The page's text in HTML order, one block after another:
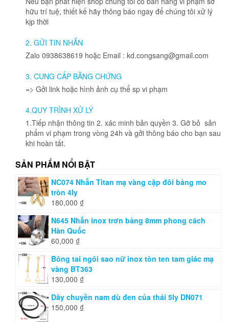
hữu trí tuệ, thiết kế hãy thông báo ngay để chúng tôi xử lý
kịp thời
2. GỬI TIN NHẮN
Zalo 0938638619 hoặc Email : kd.congsang@gmail.com
3. CUNG CẤP BẰNG CHỨNG
=> Gởi link hoặc hình ảnh cụ thể sp vi phạm
4.QUY TRÌNH XỬ LÝ
1.Tiếp nhận thông tin 2. xác minh bản quyền 3. Gỡ bỏ sản
phẩm vi phạm trong vòng 24h và gởi thông báo cho bạn sau
khi hoàn tất.
SẢN PHẨM NỔI BẬT
NC074 Nhẫn Titan mạ vàng cặp đôi bảng mo
tròn 4ly
180,000 ₫
N645 Nhẫn inox trơn bảng 8mm phong cách
Hàn Quốc
60,000 ₫
Bông tai ngôi sao nữ inox tòn ten tam giác mạ
vàng BT363
130,000 ₫
Dây chuyền nam dù đen của thái 5ly DN071
150,000 ₫